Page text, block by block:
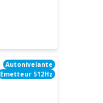
Autonivelante
Emetteur 512Hz